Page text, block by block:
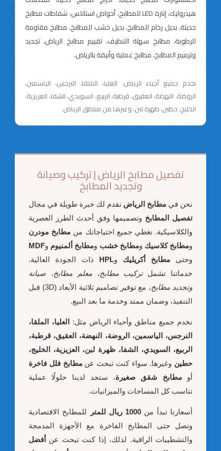
هيدروليك، إنارة LED للمطابخ، أحواض استانلس، شفاطات مطابخ
حديثة، بديل رخام للمطابخ، بديل خشب للمطابخ، مطابخ مقاومة
للرطوبة، مطابخ سهلة التنظيف، تقييم مطابخ الرياض، تجديد
وترميم المطابخ، مطابخ عملية وأنيقة بالرياض.
نخدم جميع أحياء الرياض: العليا، الملقا، النرجس، الياسمين،
الروضة، النهضة، العقيق، قرطبة، الربيع، السويدي، الشفا، العزيزية،
الخليج، حطين، ظهرة لبن، وغيرها من مناطق الرياض.
تفصيل مطابخ الرياض | تركيب وصيانة
وتجديد المطابخ
نحن في مطابخ الرياض نقدم لك خبرة طويلة في مجال
تفصيل المطابخ وتصميمها وفق أحدث الطرز العصرية
والكلاسيكية. نغطي جميع احتياجاتك من مطابخ مودرن
ومطابخ كلاسيك ومطابخ خشب ومطابخ ألمنيوم وMDF
وحتى مطابخ أكريليك وHPL ذات الجودة العالية.
خدماتنا تشملتركيب مطابخ، معلم مطابخ، صيانة
وتجديد مطابخ
، مع توفير تصاميم ثلاثية الأبعاد (3D) قبل
التنفيذ، وضمان ممتد وخدمة ما بعد البيع.
نخدم جميع مناطق وأحياء الرياض مثل:
العليا، الملقا،
النرجس، الياسمين، الروضة، النهضة، العقيق، قرطبة،
الربيع، السويدي، الشفا، ظهرة لبن، العزيزية، الخليج،
حطين وغيرها. سواء كنت تبحث عنمطابخ فلل فاخرة
أومطابخ شقق صغيرة، ستجد لدينا حلولًا عملية
تناسب كل المساحات والميزانيات.
أسعارنا تبدأ من 1000 ريال للمتر
للمطابخ الاقتصادية
وتصل حتى المطابخ الفاخرة مع الأجهزة المدمجة
والتشطيبات الراقية. لذلك، إذا كنت تبحث عن أفضل